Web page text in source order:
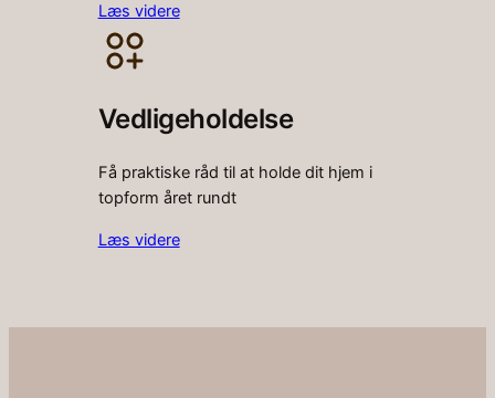
Læs videre
Vedligeholdelse
Få praktiske råd til at holde dit hjem i
topform året rundt
Læs videre